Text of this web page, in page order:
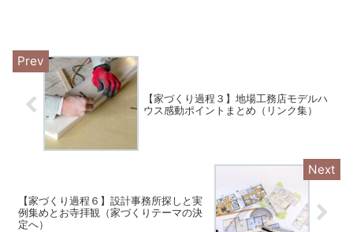
【家づくり過程３】地場工務店モデルハ
ウス感動ポイントまとめ（リンク集）
【家づくり過程６】設計事務所探しと実
例集めとお寺拝観（家づくりテーマの決
定へ）